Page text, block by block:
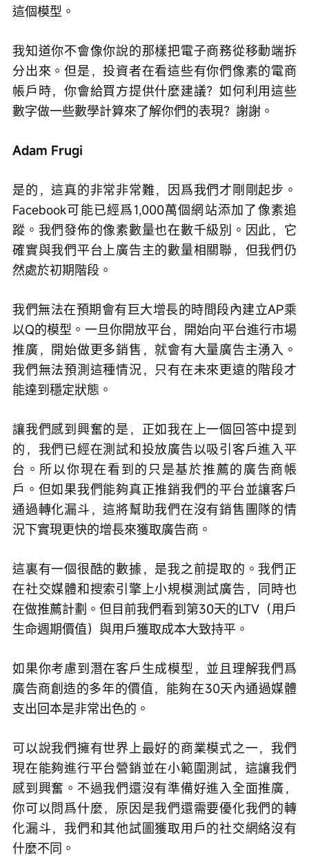
這個模型。
我知道你不會像你說的那樣把電子商務從移動端拆
分出來。但是，投資者在看這些有你們像素的電商
帳戶時，你會給買方提供什麼建議？如何利用這些
數字做一些數學計算來了解你們的表現？謝謝。
Adam Frugi
是的，這真的非常非常難，因爲我們才剛剛起步。
Facebook可能已經爲1,000萬個網站添加了像素追
蹤。我們發佈的像素數量也在數千級別。因此，它
確實與我們平台上廣告主的數量相關聯，但我們仍
然處於初期階段。
我們無法在預期會有巨大增長的時間段內建立AP乘
以Q的模型。一旦你開放平台，開始向平台進行市場
推廣，開始做更多銷售，就會有大量廣告主湧入。
我們無法預測這種情況，只有在未來更遠的階段才
能達到穩定狀態。
讓我們感到興奮的是，正如我在上一個回答中提到
的，我們已經在測試和投放廣告以吸引客戶進入平
台。所以你現在看到的只是基於推薦的廣告商帳
戶。但如果我們能夠真正推銷我們的平台並讓客戶
通過轉化漏斗，這將幫助我們在沒有銷售團隊的情
況下實現更快的增長來獲取廣告商。
這裏有一個很酷的數據，是我之前提取的。我們正
在社交媒體和搜索引擎上小規模測試廣告，同時也
在做推薦計劃。但目前我們看到第30天的LTV（用戶
生命週期價值）與用戶獲取成本大致持平。
如果你考慮到潛在客戶生成模型，並且理解我們爲
廣告商創造的多年的價值，能夠在30天內通過媒體
支出回本是非常出色的。
可以說我們擁有世界上最好的商業模式之一，我們
現在能夠進行平台營銷並在小範圍測試，這讓我們
感到興奮。不過我們還沒有準備好進入全面推廣，
你可以問爲什麼，原因是我們還需要優化我們的轉
化漏斗，我們和其他試圖獲取用戶的社交網絡沒有
什麼不同。